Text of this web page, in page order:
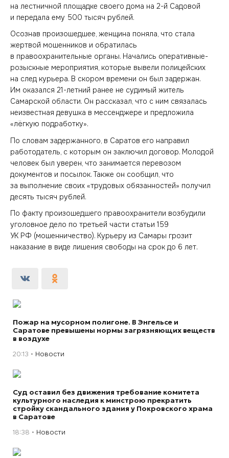
на лестничной площадке своего дома на 2-й Садовой
и передала ему 500 тысяч рублей.
Осознав произошедшее, женщина поняла, что стала
жертвой мошенников и обратилась
в правоохранительные органы. Начались оперативные-
розыскные мероприятия, которые вывели полицейских
на след курьера. В скором времени он был задержан.
Им оказался 21-летний ранее не судимый житель
Самарской области. Он рассказал, что с ним связалась
неизвестная девушка в мессенджере и предложила
«лёгкую подработку».
По словам задержанного, в Саратов его направил
работодатель, с которым он заключил договор. Молодой
человек был уверен, что занимается перевозом
документов и посылок. Также он сообщил, что
за выполнение своих «трудовых обязанностей» получил
десять тысяч рублей.
По факту произошедшего правоохранители возбудили
уголовное дело по третьей части статьи 159
УК РФ (мошенничество). Курьеру из Самары грозит
наказание в виде лишения свободы на срок до 6 лет.
Пожар на мусорном полигоне. В Энгельсе и
Саратове превышены нормы загрязняющих веществ
в воздухе
20:13 Новости
Суд оставил без движения требование комитета
культурного наследия к минстрою прекратить
стройку скандального здания у Покровского храма
в Саратове
18:38 Новости